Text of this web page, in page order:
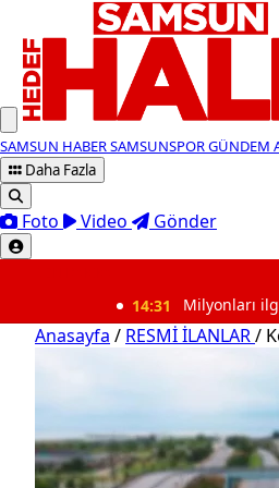
SAMSUN HABERSAMSUNSPORGÜNDEM
Daha Fazla
Foto Video Gönder
Milyonları
Anasayfa / RESMİ İLANLAR/